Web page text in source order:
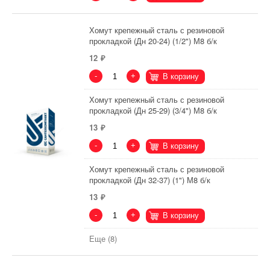
Хомут крепежный сталь с резиновой
прокладкой (Дн 20-24) (1/2") М8 б/к
12
- + В корзину
Хомут крепежный сталь с резиновой
прокладкой (Дн 25-29) (3/4") М8 б/к
13
- + В корзину
Хомут крепежный сталь с резиновой
прокладкой (Дн 32-37) (1") М8 б/к
13
- + В корзину
Еще (8)